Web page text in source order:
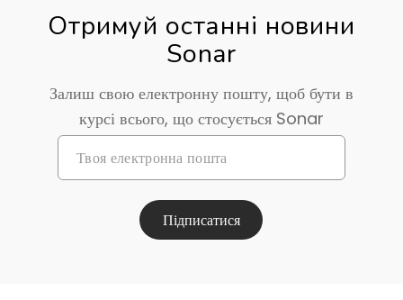
Отримуй останні новини
Sonar
Залиш свою електронну пошту, щоб бути в
курсі всього, що стосується Sonar
Підписатися